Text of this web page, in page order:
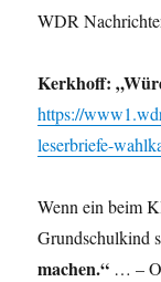
WDR
Kerkhoff:
https://
leserbriefe-
Wenn ein beim
Grundschulkind
machen.“ … –